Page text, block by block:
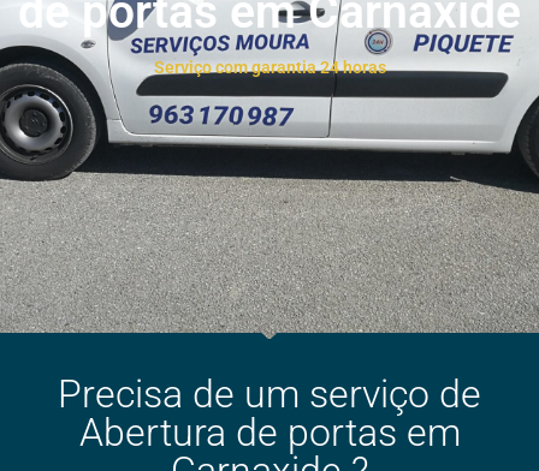
de portas em Carnaxide
Serviço com garantia 24 horas
Precisa de um serviço de
Abertura de portas em